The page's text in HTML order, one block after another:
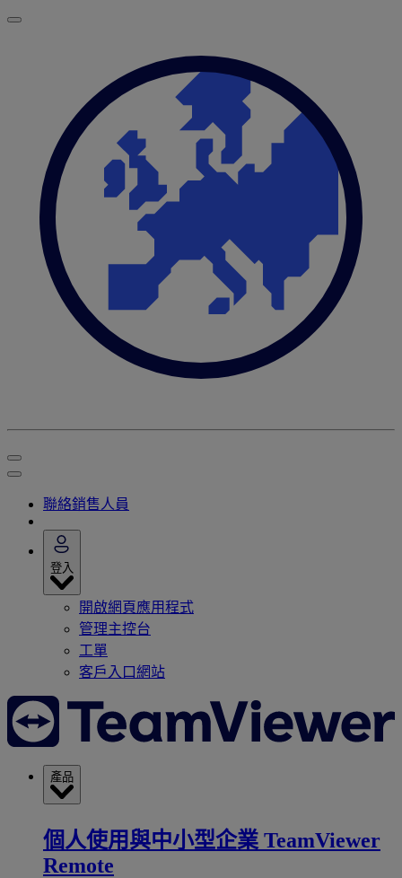
聯絡銷售人員
登入
開啟網頁應用程式
管理主控台
工單
客戶入口網站
產品
個人使用與中小型企業 TeamViewer
Remote